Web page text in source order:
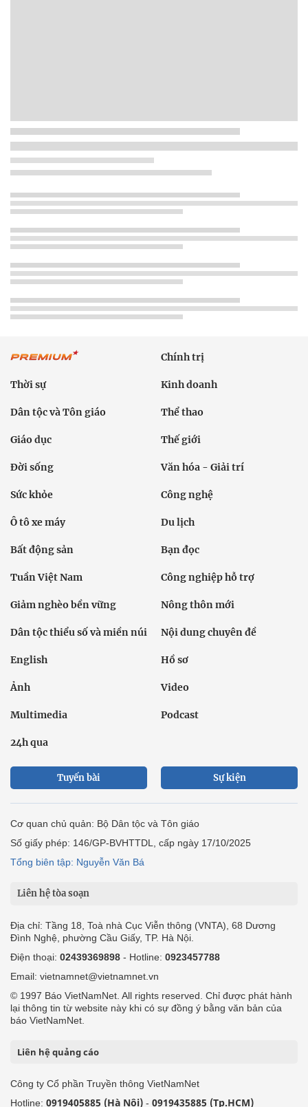
Chính trị
Thời sự Kinh doanh
Dân tộc và Tôn giáo Thể thao
Giáo dục Thế giới
Đời sống Văn hóa - Giải trí
Sức khỏe Công nghệ
Ô tô xe máy Du lịch
Bất động sản Bạn đọc
Tuần Việt Nam Công nghiệp hỗ trợ
Giảm nghèo bền vững Nông thôn mới
Dân tộc thiểu số và miền núi Nội dung chuyên đề
English Hồ sơ
Ảnh Video
Multimedia Podcast
24h qua
Tuyến bài Sự kiện
Cơ quan chủ quản: Bộ Dân tộc và Tôn giáo
Số giấy phép: 146/GP-BVHTTDL, cấp ngày 17/10/2025
Tổng biên tập: Nguyễn Văn Bá
Liên hệ tòa soạn
Địa chỉ: Tầng 18, Toà nhà Cục Viễn thông (VNTA), 68 Dương
Đình Nghệ, phường Cầu Giấy, TP. Hà Nội.
Điện thoại: 02439369898 - Hotline: 0923457788
Email: vietnamnet@vietnamnet.vn
© 1997 Báo VietNamNet. All rights reserved. Chỉ được phát hành
lại thông tin từ website này khi có sự đồng ý bằng văn bản của
báo VietNamNet.
Liên hệ quảng cáo
Công ty Cổ phần Truyền thông VietNamNet
Hotline: 0919405885 (Hà Nội) - 0919435885 (Tp.HCM)